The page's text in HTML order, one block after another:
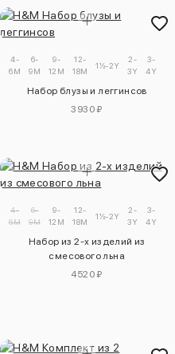
4-
6M
6-
9M
9-
12M
12-
18M
1½-2Y
2-
3Y
3-
4Y
Набор блузы и леггинсов
3930 ₽
4-
6M
6-
9M
9-
12M
12-
18M
1½-2Y
2-
3Y
3-
4Y
Набор из 2-х изделий из
смесового льна
4520 ₽